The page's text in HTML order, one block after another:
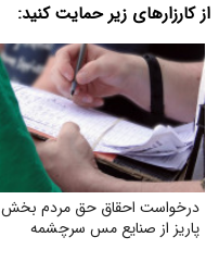
از کارزارهای زیر حمایت کنید:
درخواست احقاق حق مردم بخش
پاریز از صنایع مس سرچشمه